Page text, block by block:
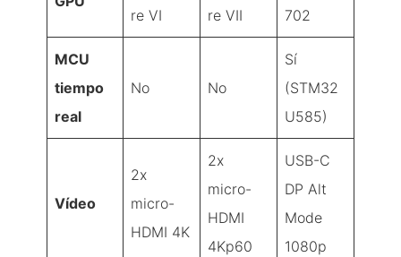
re VI
re VII 702
MCU
tiempo
real
No No
Sí
(STM32
U585)
Vídeo
2x
micro-
HDMI 4K
2x
micro-
HDMI
4Kp60
USB-C
DP Alt
Mode
1080p